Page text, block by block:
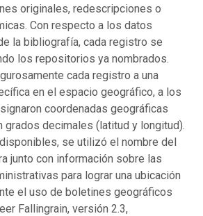
originales, redescripciones o
Con respecto a los datos
la bibliografía, cada registro se
los repositorios ya nombrados.
cada registro a una
en el espacio geográfico, a los
coordenadas geográficas
grados decimales (latitud y longitud).
se utilizó el nombre del
junto con información sobre las
para lograr una ubicación
el uso de boletines geográficos
Fallingrain, versión 2.3,